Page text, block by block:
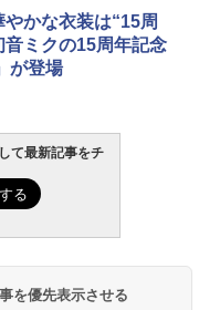
やかな衣装は“15周
音ミクの15周年記念
が登場
て最新記事をチ
を優先表示させる